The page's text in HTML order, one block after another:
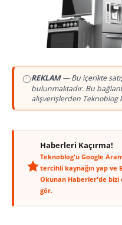
REKLAM— Bu içerikte
bulunmaktadır. Bu
alışverişlerden
Haberleri Kaçırma!
Teknoblog'u Google
tercihli kaynağın yap ve
Okunan Haberler'de bizi
gör.